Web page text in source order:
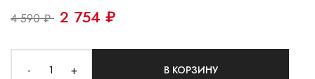
4 590 ₽ 2 754 ₽
- + В КОРЗИНУ